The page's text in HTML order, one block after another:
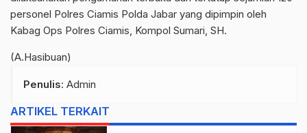
personel Polres Ciamis Polda Jabar yang dipimpin oleh
Kabag Ops Polres Ciamis, Kompol Sumari, SH.
(A.Hasibuan)
Penulis: Admin
ARTIKEL TERKAIT